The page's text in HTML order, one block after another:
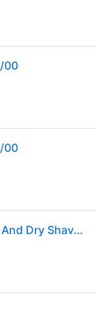
00
00
(ComputerSalg) Philips Satinshave Essential Wet And Dry Shaver Hp634100